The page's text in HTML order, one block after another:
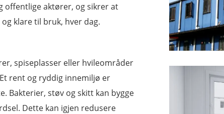
offentlige aktører, og sikrer at
klare til bruk, hver dag.
spiseplasser eller hvileområder
rent og ryddig innemiljø er
Bakterier, støv og skitt kan bygge
Dette kan igjen redusere